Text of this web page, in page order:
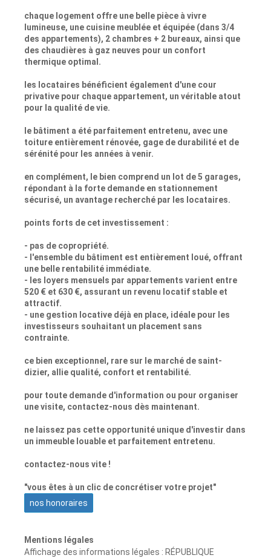
chaque logement offre une belle pièce à vivre
lumineuse, une cuisine meublée et équipée (dans 3/4
des appartements), 2 chambres + 2 bureaux, ainsi que
des chaudières à gaz neuves pour un confort
thermique optimal.
les locataires bénéficient également d'une cour
privative pour chaque appartement, un véritable atout
pour la qualité de vie.
le bâtiment a été parfaitement entretenu, avec une
toiture entièrement rénovée, gage de durabilité et de
sérénité pour les années à venir.
en complément, le bien comprend un lot de 5 garages,
répondant à la forte demande en stationnement
sécurisé, un avantage recherché par les locataires.
points forts de cet investissement :
- pas de copropriété.
- l'ensemble du bâtiment est entièrement loué, offrant
une belle rentabilité immédiate.
- les loyers mensuels par appartements varient entre
520 € et 630 €, assurant un revenu locatif stable et
attractif.
- une gestion locative déjà en place, idéale pour les
investisseurs souhaitant un placement sans
contrainte.
ce bien exceptionnel, rare sur le marché de saint-
dizier, allie qualité, confort et rentabilité.
pour toute demande d'information ou pour organiser
une visite, contactez-nous dès maintenant.
ne laissez pas cette opportunité unique d'investir dans
un immeuble louable et parfaitement entretenu.
contactez-nous vite !
"vous êtes à un clic de concrétiser votre projet"
nos honoraires
Mentions légales
Affichage des informations légales : RÉPUBLIQUE